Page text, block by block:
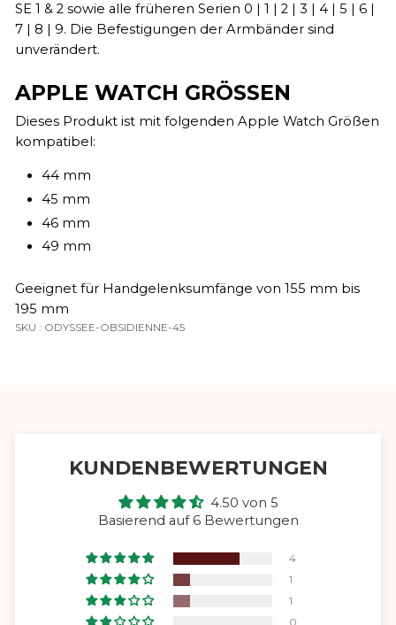
SE 1 & 2 sowie alle früheren Serien 0 | 1 | 2 | 3 | 4 | 5 | 6 |
7 | 8 | 9. Die Befestigungen der Armbänder sind
unverändert.
APPLE WATCH GRÖSSEN
Dieses Produkt ist mit folgenden Apple Watch Größen
kompatibel:
44 mm
45 mm
46 mm
49 mm
Geeignet für Handgelenksumfänge von 155 mm bis
195 mm
SKU : ODYSSEE-OBSIDIENNE-45
KUNDENBEWERTUNGEN
4.50 von 5
Basierend auf 6 Bewertungen
4
1
1